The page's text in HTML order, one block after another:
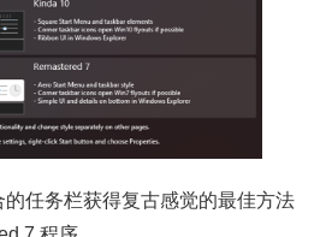
任务栏获得复古感觉的最佳方法